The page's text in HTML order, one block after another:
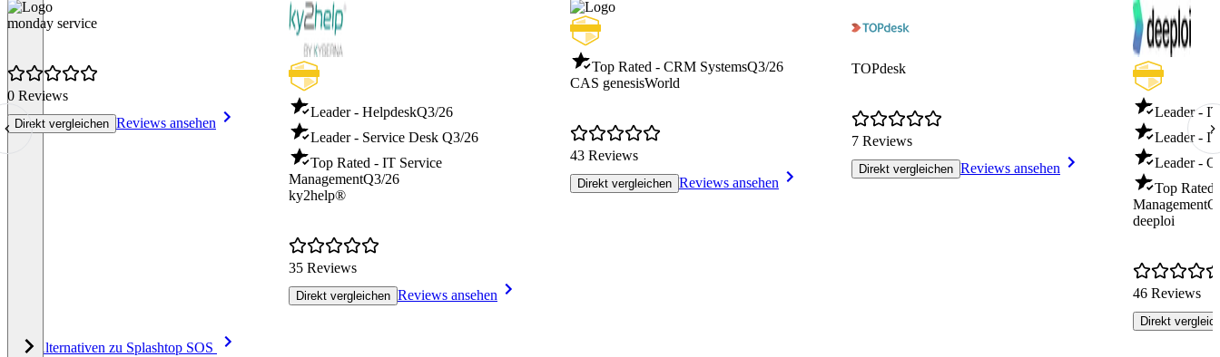
monday service
0 Reviews
Direkt vergleichen Reviews ansehen
Leader - HelpdeskQ3/26
Leader - Service Desk Q3/26
Top Rated - IT Service
ManagementQ3/26
ky2help®
35 Reviews
Direkt vergleichen Reviews ansehen
Top Rated - CRM SystemsQ3/26
CAS genesisWorld
43 Reviews
Direkt vergleichen Reviews ansehen
TOPdesk
7 Reviews
Direkt vergleichen Reviews ansehen
Leader -
Leader -
Leader -
Top Rated
Management
deeploi
46 Reviews
Direkt
Item
Alle Alternativen zu Splashtop SOS